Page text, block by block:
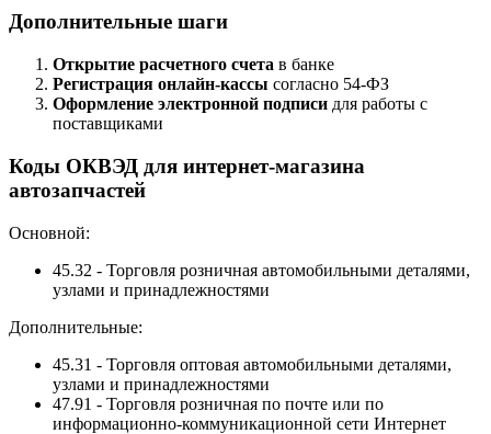
Дополнительные шаги
Открытие расчетного счета в банке
Регистрация онлайн-кассы согласно 54-ФЗ
Оформление электронной подписи для работы с
поставщиками
Коды ОКВЭД для интернет-магазина
автозапчастей
Основной:
45.32 - Торговля розничная автомобильными деталями,
узлами и принадлежностями
Дополнительные:
45.31 - Торговля оптовая автомобильными деталями,
узлами и принадлежностями
47.91 - Торговля розничная по почте или по
информационно-коммуникационной сети Интернет